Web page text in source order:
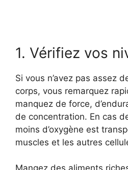
1. Vérifiez vos
Si vous n’avez pas assez
corps, vous remarquez
manquez de force,
de concentration. En cas
moins d’oxygène est
muscles et les autres